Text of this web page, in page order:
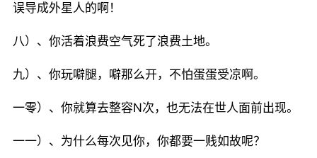
误导成外星人的啊！
八）、你活着浪费空气死了浪费土地。
九）、你玩噼腿，噼那么开，不怕蛋蛋受凉啊。
一零）、你就算去整容N次，也无法在世人面前出现。
一一）、为什么每次见你，你都要一贱如故呢？